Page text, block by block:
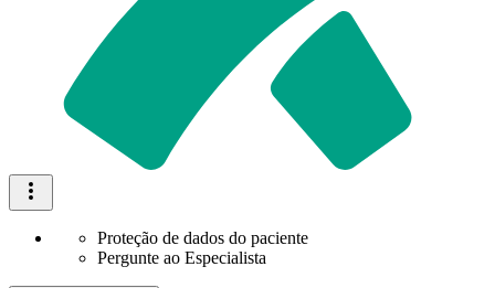
Proteção de dados do paciente
Pergunte ao Especialista